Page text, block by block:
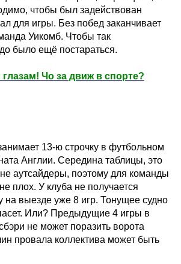
чтобы был задействован
для игры. Без побед заканчивает
Уикомб. Чтобы так
было ещё постараться.
Чо за движ в спорте?
13-ю строчку в футбольном
Англии. Середина таблицы, это
аутсайдеры, поэтому для команды
плох. У клуба не получается
на выезде уже 8 игр. Тонущее судно
Или? Предыдущие 4 игры в
не может поразить ворота
провала коллектива может быть